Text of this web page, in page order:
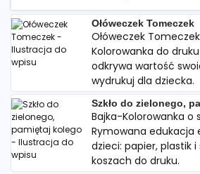
Ołóweczek Tomeczek
Ołóweczek
Kolorowanka do
odkrywa wartość
wydrukuj dla dziecka.
Szkło do zielonego,
Bajka-Kolorowanka o
Rymowana edukacja
dzieci: papier, plastik i
koszach do druku.